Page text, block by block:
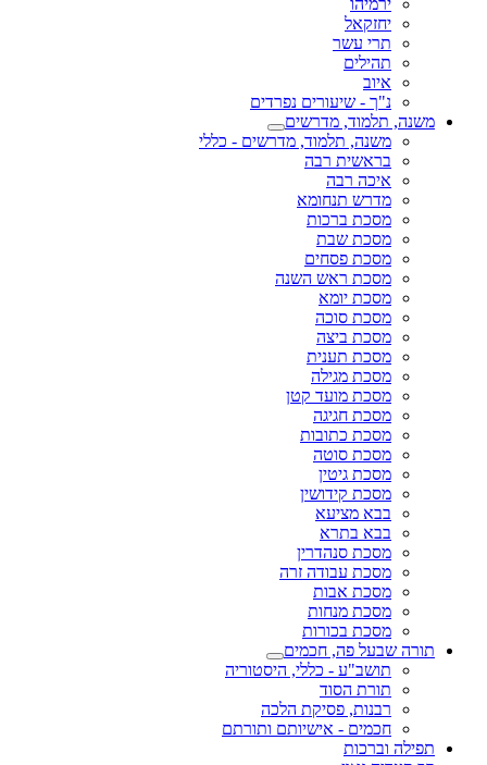
ירמיהו
יחזקאל
תרי עשר
תהילים
איוב
נ"ך - שיעורים נפרדים
משנה, תלמוד, מדרשים
משנה, תלמוד, מדרשים - כללי
בראשית רבה
איכה רבה
מדרש תנחומא
מסכת ברכות
מסכת שבת
מסכת פסחים
מסכת ראש השנה
מסכת יומא
מסכת סוכה
מסכת ביצה
מסכת תענית
מסכת מגילה
מסכת מועד קטן
מסכת חגיגה
מסכת כתובות
מסכת סוטה
מסכת גיטין
מסכת קידושין
בבא מציעא
בבא בתרא
מסכת סנהדרין
מסכת עבודה זרה
מסכת אבות
מסכת מנחות
מסכת בכורות
תורה שבעל פה, חכמים
תושב"ע - כללי, היסטוריה
תורת הסוד
רבנות, פסיקת הלכה
חכמים - אישיותם ותורתם
תפילה וברכות